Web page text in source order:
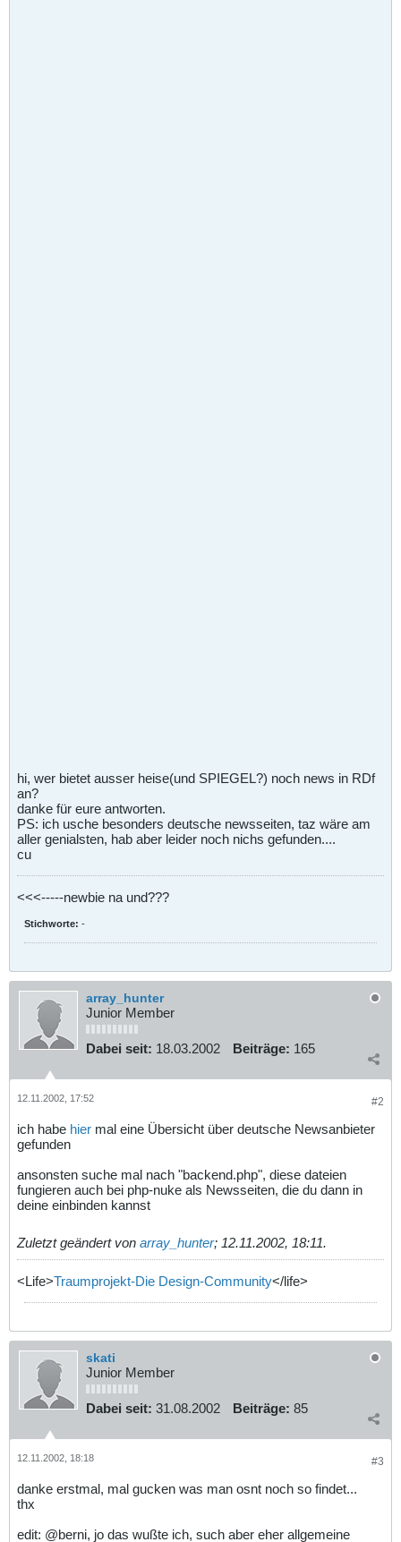
hi, wer bietet ausser heise(und SPIEGEL?) noch news in RDf
an?
danke für eure antworten.
PS: ich usche besonders deutsche newsseiten, taz wäre am
aller genialsten, hab aber leider noch nichs gefunden....
cu
<<<-----newbie na und???
Stichworte: -
array_hunter
Junior Member
Dabei seit: 18.03.2002 Beiträge: 165
#2
12.11.2002, 17:52
ich habe hier mal eine Übersicht über deutsche Newsanbieter
gefunden
ansonsten suche mal nach "backend.php", diese dateien
fungieren auch bei php-nuke als Newsseiten, die du dann in
deine einbinden kannst
Zuletzt geändert von array_hunter; 12.11.2002, 18:11.
<Life>Traumprojekt-Die Design-Community</life>
skati
Junior Member
Dabei seit: 31.08.2002 Beiträge: 85
#3
12.11.2002, 18:18
danke erstmal, mal gucken was man osnt noch so findet...
thx
edit: @berni, jo das wußte ich, such aber eher allgemeine